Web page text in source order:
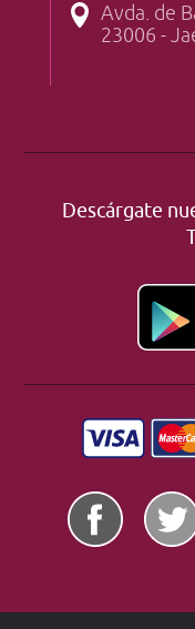
Avda. de
23006 -
Descárgate